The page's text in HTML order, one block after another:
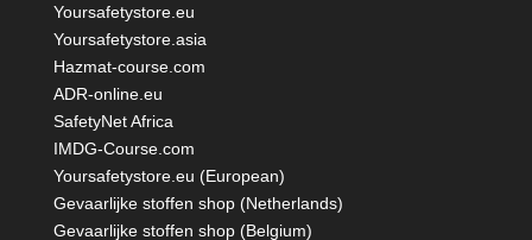
Yoursafetystore.eu
Yoursafetystore.asia
Hazmat-course.com
ADR-online.eu
SafetyNet Africa
IMDG-Course.com
Yoursafetystore.eu (European)
Gevaarlijke stoffen shop (Netherlands)
Gevaarlijke stoffen shop (Belgium)